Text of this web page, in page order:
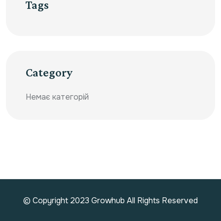
Tags
Category
Немає категорій
© Copyright 2023 Growhub All Rights Reserved